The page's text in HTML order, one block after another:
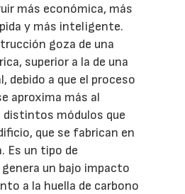
más económica, más
y más inteligente.
goza de una
superior a la de una
debido a que el proceso
aproxima más al
distintos módulos que
que se fabrican en
Es un tipo de
un bajo impacto
a la huella de carbono